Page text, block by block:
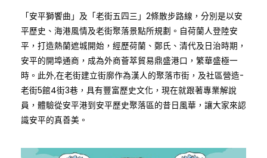
「安平獅饗曲」及「老街五四三」2條散步路線，分別是以安
平歷史、海港風情及老街聚落景點所規劃。自荷蘭人登陸安
平，打造熱蘭遮城開始，經歷荷蘭、鄭氏、清代及日治時期，
安平的開埠通商，成為外商薈萃貿易鼎盛港口，繁華盛極一
時。此外,在老街建立街廓作為漢人的聚落市街，及社區營造-
老街5館4街3巷，具有豐富歷史文化，現在就跟著專業解說
員，體驗從安平港到安平歷史聚落區的昔日風華，讓大家來認
識安平的真善美。